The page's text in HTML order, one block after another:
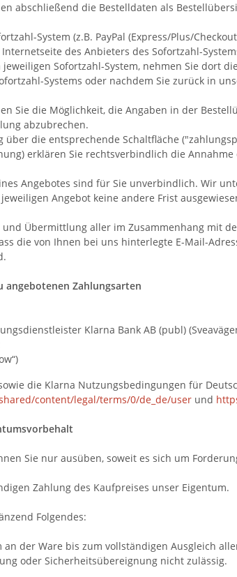
abschließend die Bestelldaten als
System (z.B. PayPal (Express/Plus/
des Anbieters des Sofortzahl-
Sofortzahl-System, nehmen Sie dort
Systems oder nachdem Sie zurück in
Sie die Möglichkeit, die Angaben in der
abzubrechen.
über die entsprechende Schaltfläche
erklären Sie rechtsverbindlich die
Angebotes sind für Sie unverbindlich. Wir
Angebot keine andere Frist
Übermittlung aller im Zusammenhang mit
die von Ihnen bei uns hinterlegte E-Mail-
angebotenen Zahlungsarten
Klarna Bank AB (publ)
die Klarna Nutzungsbedingungen für
content/legal/terms/0/de_de/user und
Sie nur ausüben, soweit es sich um
Zahlung des Kaufpreises unser Eigentum.
Folgendes:
der Ware bis zum vollständigen Ausgleich
oder Sicherheitsübereignung nicht zulässig.